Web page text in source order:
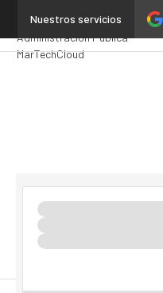
Nuestros servicios
Premios ComputingAnalytics
Administración Pública
MarTechCloud